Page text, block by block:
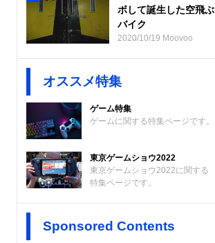
ボして誕生した空飛ぶ
バイク
2020/10/19 Moovoo
オススメ特集
ゲーム特集
ゲームに関する特集ページです。
東京ゲームショウ2022
東京ゲームショウ2022に関する
特集ページです。
Sponsored Contents